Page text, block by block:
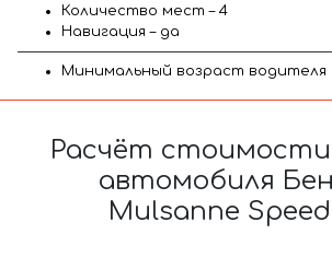
Количество мест – 4
Навигация – да
Минимальный возраст водителя
Расчёт
автомобиля
Mulsanne Speed